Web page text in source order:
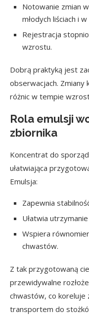
Notowanie zmian
młodych liściach i
Rejestracja
wzrostu.
Dobrą praktyką jest
obserwacjach. Zmiany
różnic w tempie
Rola emulsji
zbiornika
Koncentrat do
ułatwiająca
Emulsja:
Zapewnia
Ułatwia
Wspiera
chwastów.
Z tak przygotowaną
przewidywalne
chwastów, co koreluje
transportem do